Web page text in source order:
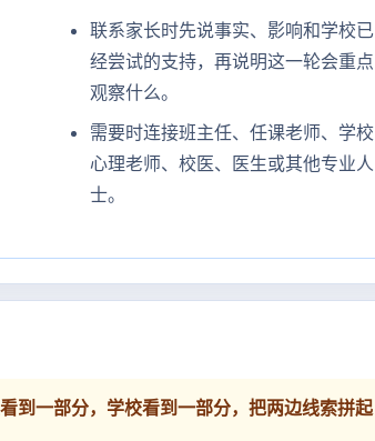
联系家长时先说事实、影响和学校已
经尝试的支持，再说明这一轮会重点
观察什么。
需要时连接班主任、任课老师、学校
心理老师、校医、医生或其他专业人
士。
到一部分，学校看到一部分，把两边线索拼起